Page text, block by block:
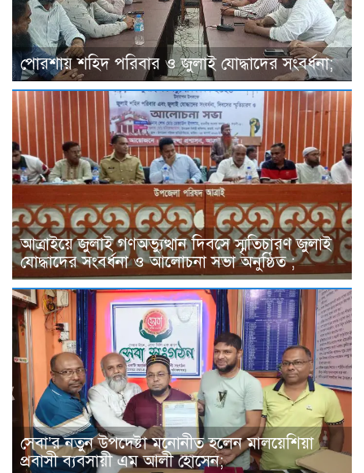
পোরশায় শহিদ পরিবার ও জুলাই যোদ্ধাদের সংবর্ধনা;
আত্রাইয়ে জুলাই গণঅভ্যুত্থান দিবসে স্মৃতিচারণ জুলাই
যোদ্ধাদের সংবর্ধনা ও আলোচনা সভা অনুষ্ঠিত ;
সেবা’র নতুন উপদেষ্টা মনোনীত হলেন মালয়েশিয়া
প্রবাসী ব্যবসায়ী এম আলী হোসেন;